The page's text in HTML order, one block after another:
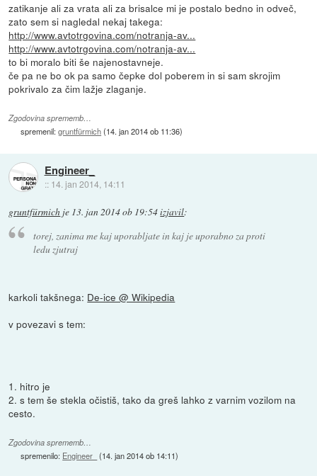
zatikanje ali za vrata ali za brisalce mi je postalo bedno in odveč,
zato sem si nagledal nekaj takega:
http://www.avtotrgovina.com/notranja-av...
http://www.avtotrgovina.com/notranja-av...
to bi moralo biti še najenostavneje.
če pa ne bo ok pa samo čepke dol poberem in si sam skrojim
pokrivalo za čim lažje zlaganje.
Zgodovina sprememb…
spremenil:gruntfürmich(14. jan 2014 ob 11:36)
Engineer_
:: 14. jan 2014, 14:11
gruntfürmich je 13. jan 2014 ob 19:54izjavil:
torej, zanima me kaj uporabljate in kaj je uporabno za proti
ledu zjutraj
karkoli takšnega: De-ice @ Wikipedia
v povezavi s tem:
1. hitro je
2. s tem še stekla očistiš, tako da greš lahko z varnim vozilom na
cesto.
Zgodovina sprememb…
spremenilo: Engineer_ (14. jan 2014 ob 14:11)